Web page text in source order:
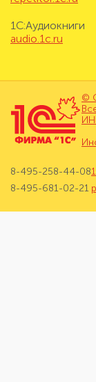
1С:Аудиокниги
audio.1c.ru
©
8-495-258-44-08
8-495-681-02-21